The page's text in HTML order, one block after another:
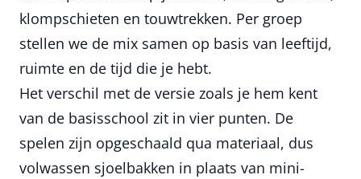
klompschieten en touwtrekken. Per groep
stellen we de mix samen op basis van leeftijd,
ruimte en de tijd die je hebt.
Het verschil met de versie zoals je hem kent
van de basisschool zit in vier punten. De
spelen zijn opgeschaald qua materiaal, dus
volwassen sjoelbakken in plaats van mini-